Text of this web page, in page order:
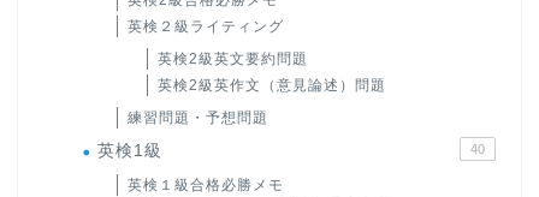
英検２級ライティング
英検2級英文要約問題
英検2級英作文（意見論述）問題
練習問題・予想問題
英検1級 40
英検１級合格必勝メモ